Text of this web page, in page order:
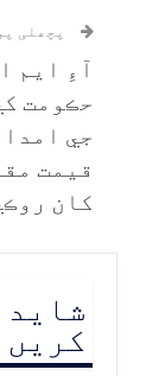
پچھلی
آءِ ايم
حڪومت
جي
قيمت
کان
شاید
کریں